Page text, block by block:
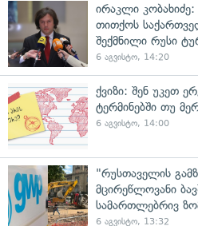
ირაკლი კობახიძე:
თითქოს
შექმნილი რუსი
6 აგვისტო, 14:20
ქვიზი: შენ უკეთ
ტერმინებში თუ
6 აგვისტო, 14:00
"რუსთაველის
მცირეწლოვანი
სამართლებრივ
6 აგვისტო, 13:32